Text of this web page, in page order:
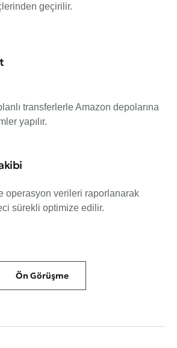
geçirilir.
transferlerle Amazon depolarına
yapılır.
operasyon verileri raporlanarak
sürekli optimize edilir.
Ön Görüşme